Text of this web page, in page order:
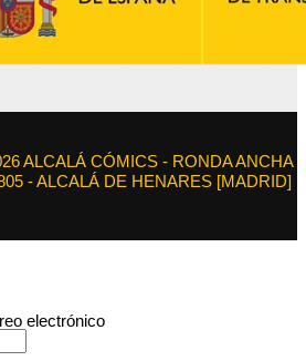
ALCALÁ CÓMICS - RONDA ANCHA
- ALCALÁ DE HENARES [MADRID]
electrónico